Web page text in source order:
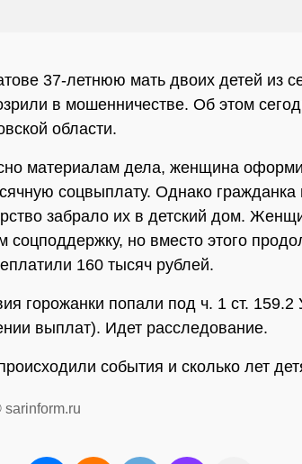
37-летнюю мать двоих детей из
в мошенничестве. Об этом
области.
материалам дела, женщина
соцвыплату. Однако гражданка
забрало их в детский дом.
соцподдержку, но вместо этого
160 тысяч рублей.
горожанки попали под ч. 1 ст.
выплат). Идет расследование.
события и сколько лет